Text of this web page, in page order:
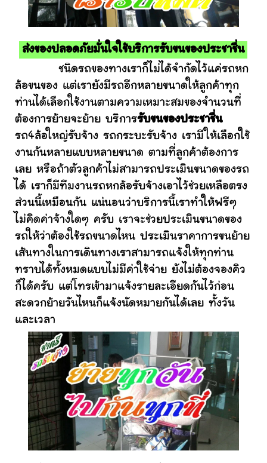
ส่งของปลอดภัยมั่นใจใช้บริการรับขนของประชาชื่น
ชนิดรถของทางเราก็ไม่ได้จำกัดไว้แค่รถหก
ล้อขนของ แต่เรายังมีรถอีกหลายขนาดให้ลูกค้าทุก
ท่านได้เลือกใช้งานตามความเหมาะสมของจำนวนที่
ต้องการย้ายจะย้าย บริการรับขนของประชาชื่น
รถ4ล้อใหญ่รับจ้าง รถกระบะรับจ้าง เรามีให้เลือกใช้
งานกันหลายแบบหลายขนาด ตามที่ลูกค้าต้องการ
เลย หรือถ้าตัวลูกค้าไม่สามารถประเมินขนาดของรถ
ได้ เราก็มีทีมงานรถหกล้อรับจ้างเอาไว้ช่วยเหลือตรง
ส่วนนี้เหมือนกัน แน่นอนว่าบริการนี้เราทำให้ฟรีๆ
ไม่คิดค่าจ้างใดๆ ครับ เราจะช่วยประเมินขนาดของ
รถให้ว่าต้องใช้รถขนาดไหน ประเมินราคาการขนย้าย
เส้นทางในการเดินทางเราสามารถแจ้งให้ทุกท่าน
ทราบได้ทั้งหมดแบบไม่มีค่าใช้จ่าย ยังไม่ต้องจองคิว
ก็ได้ครับ แต่โทรเข้ามาแจ้งรายละเอียดกันไว้ก่อน
สะดวกย้ายวันไหนก็แจ้งนัดหมายกันได้เลย ทั้งวัน
และเวลา